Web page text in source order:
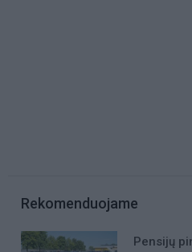
Rekomenduojame
Pensijų